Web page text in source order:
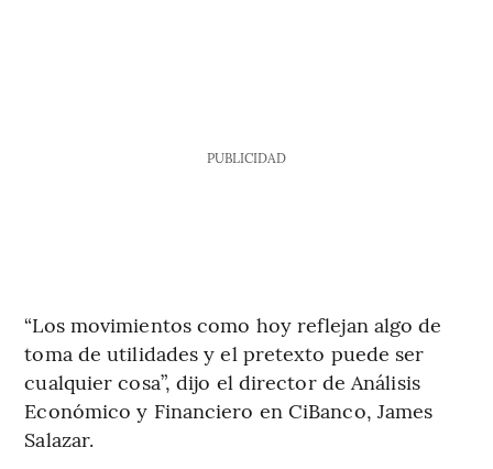
PUBLICIDAD
“Los movimientos como hoy reflejan algo de
toma de utilidades y el pretexto puede ser
cualquier cosa”, dijo el director de Análisis
Económico y Financiero en CiBanco, James
Salazar.